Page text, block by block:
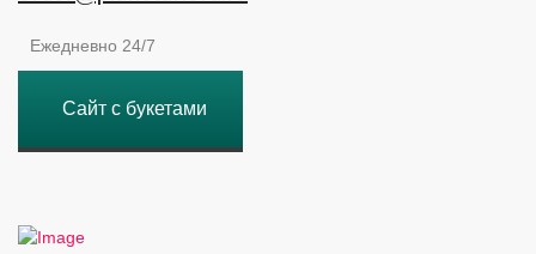
Ежедневно 24/7
Сайт с букетами